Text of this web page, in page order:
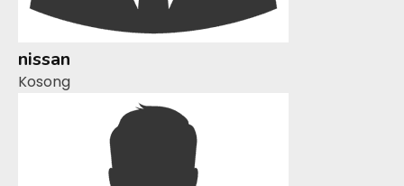
nissan
Kosong